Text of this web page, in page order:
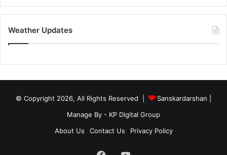
Weather Updates
© Copyright 2026, All Rights Reserved | Sanskardarshan
Manage By - KP Digital Group
About Us
Contact Us Privacy Policy